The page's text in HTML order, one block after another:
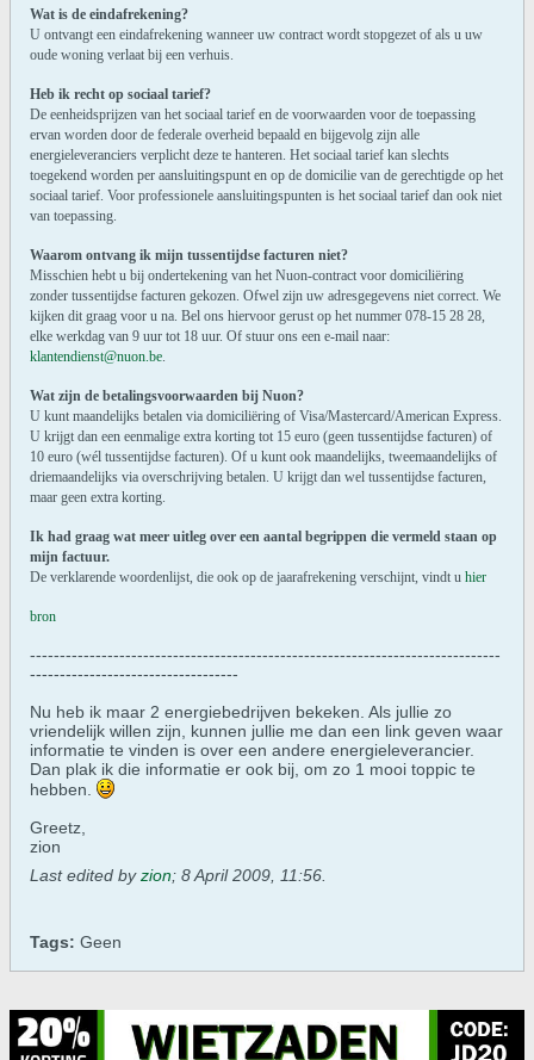
Wat is de eindafrekening?
U ontvangt een eindafrekening wanneer uw contract wordt stopgezet of als u uw
oude woning verlaat bij een verhuis.
Heb ik recht op sociaal tarief?
De eenheidsprijzen van het sociaal tarief en de voorwaarden voor de toepassing
ervan worden door de federale overheid bepaald en bijgevolg zijn alle
energieleveranciers verplicht deze te hanteren. Het sociaal tarief kan slechts
toegekend worden per aansluitingspunt en op de domicilie van de gerechtigde op het
sociaal tarief. Voor professionele aansluitingspunten is het sociaal tarief dan ook niet
van toepassing.
Waarom ontvang ik mijn tussentijdse facturen niet?
Misschien hebt u bij ondertekening van het Nuon-contract voor domiciliëring
zonder tussentijdse facturen gekozen. Ofwel zijn uw adresgegevens niet correct. We
kijken dit graag voor u na. Bel ons hiervoor gerust op het nummer 078-15 28 28,
elke werkdag van 9 uur tot 18 uur. Of stuur ons een e-mail naar:
klantendienst@nuon.be.
Wat zijn de betalingsvoorwaarden bij Nuon?
U kunt maandelijks betalen via domiciliëring of Visa/Mastercard/American Express.
U krijgt dan een eenmalige extra korting tot 15 euro (geen tussentijdse facturen) of
10 euro (wél tussentijdse facturen). Of u kunt ook maandelijks, tweemaandelijks of
driemaandelijks via overschrijving betalen. U krijgt dan wel tussentijdse facturen,
maar geen extra korting.
Ik had graag wat meer uitleg over een aantal begrippen die vermeld staan op
mijn factuur.
De verklarende woordenlijst, die ook op de jaarafrekening verschijnt, vindt u hier
bron
-------------------------------------------------------------------------------
-----------------------------------
Nu heb ik maar 2 energiebedrijven bekeken. Als jullie zo
vriendelijk willen zijn, kunnen jullie me dan een link geven waar
informatie te vinden is over een andere energieleverancier.
Dan plak ik die informatie er ook bij, om zo 1 mooi toppic te
hebben.
Greetz,
zion
Last edited byzion; 8 April 2009, 11:56
Tags: Geen